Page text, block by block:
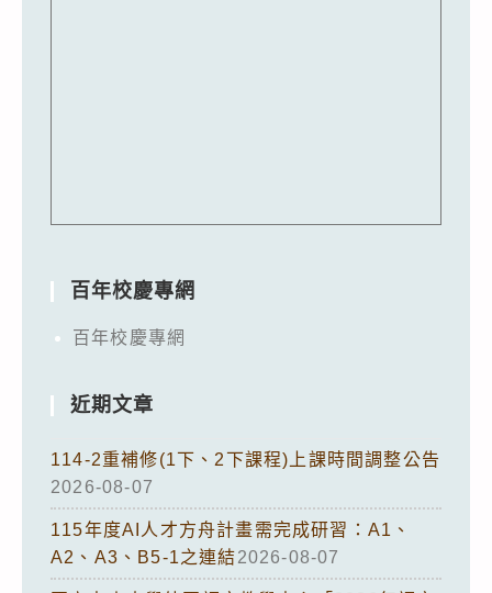
百年校慶專網
百年校慶專網
近期文章
114-2重補修(1下、2下課程)上課時間調整公告
2026-08-07
115年度AI人才方舟計畫需完成研習：A1、
A2、A3、B5-1之連結2026-08-07